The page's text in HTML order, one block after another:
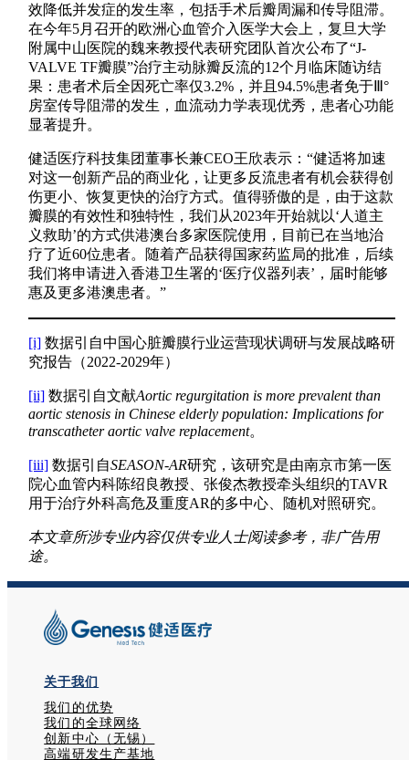
效降低并发症的发生率，包括手术后瓣周漏和传导阻滞。
在今年5月召开的欧洲心血管介入医学大会上，复旦大学
附属中山医院的魏来教授代表研究团队首次公布了“J-
VALVE TF瓣膜”治疗主动脉瓣反流的12个月临床随访结
果：患者术后全因死亡率仅3.2%，并且94.5%患者免于Ⅲ°
房室传导阻滞的发生，血流动力学表现优秀，患者心功能
显著提升。
健适医疗科技集团董事长兼CEO王欣表示：“健适将加速
对这一创新产品的商业化，让更多反流患者有机会获得创
伤更小、恢复更快的治疗方式。值得骄傲的是，由于这款
瓣膜的有效性和独特性，我们从2023年开始就以‘人道主
义救助’的方式供港澳台多家医院使用，目前已在当地治
疗了近60位患者。随着产品获得国家药监局的批准，后续
我们将申请进入香港卫生署的‘医疗仪器列表’，届时能够
惠及更多港澳患者。”
[i]数据引自中国心脏瓣膜行业运营现状调研与发展战略研
究报告（2022-2029年）
[ii]数据引自文献Aortic regurgitation is more prevalent than
aortic stenosis in Chinese elderly population: Implications for
transcatheter aortic valve replacement。
[iii]数据引自SEASON-AR研究，该研究是由南京市第一医
院心血管内科陈绍良教授、张俊杰教授牵头组织的TAVR
用于治疗外科高危及重度AR的多中心、随机对照研究。
本文章所涉专业内容仅供专业人士阅读参考，非广告用
途。
关于我们
我们的优势
我们的全球网络
创新中心（无锡）
高端研发生产基地